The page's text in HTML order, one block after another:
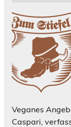
Veganes
Caspari,